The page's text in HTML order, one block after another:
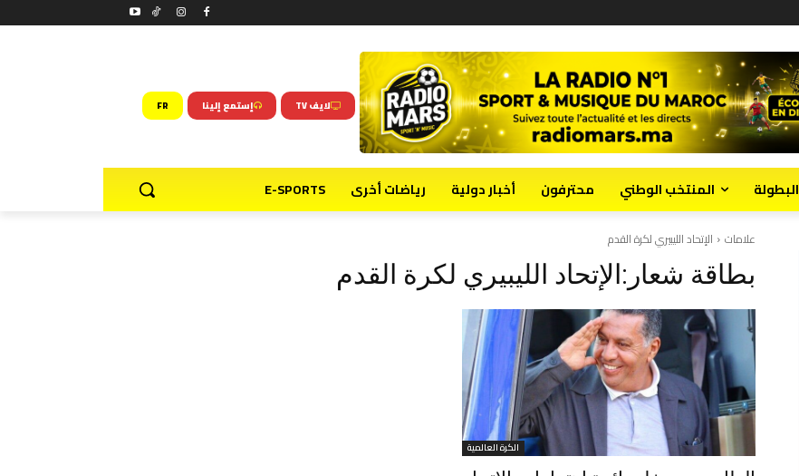
لايف TV إستمع إلينا FR
البطولة المنتخب الوطني محترفون أخبار دولية رياضات أخرى E-SPORTS
علامات الإتحاد الليبيري لكرة القدم
بطاقة شعار:الإتحاد الليبيري لكرة القدم
الكرة العالمية